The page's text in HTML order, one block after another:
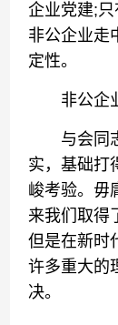
企业党建;
非公企业走
定性。
非公企业
与会同志
实，基础打
峻考验。毋
来我们取得
但是在新时
许多重大的
决。